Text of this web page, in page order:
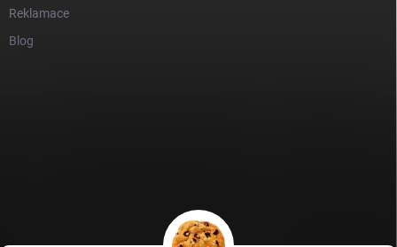
Reklamace
Blog